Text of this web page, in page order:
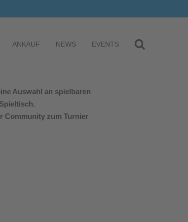
ANKAUF NEWS EVENTS
Auswahl an spielbaren
Community zum Turnier